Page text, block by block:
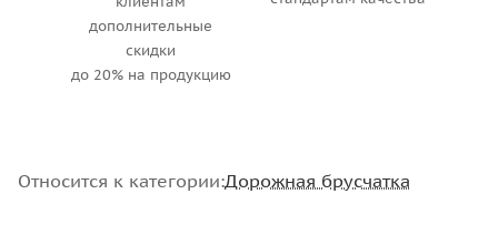
дополнительные
скидки
до 20% на продукцию
Относится к категории:Дорожная брусчатка